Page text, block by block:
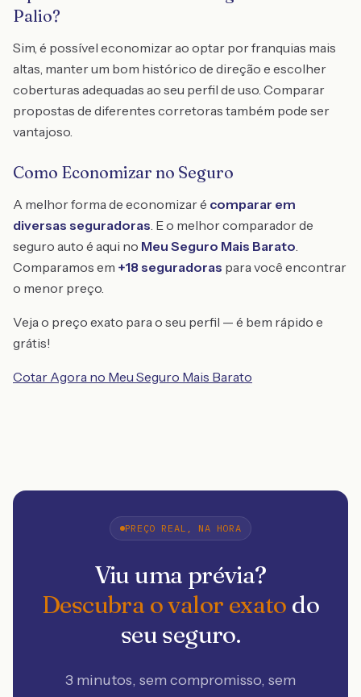
Palio?
Sim, é possível economizar ao optar por franquias mais
altas, manter um bom histórico de direção e escolher
coberturas adequadas ao seu perfil de uso. Comparar
propostas de diferentes corretoras também pode ser
vantajoso.
Como Economizar no Seguro
A melhor forma de economizar é comparar em
diversas seguradoras. E o melhor comparador de
seguro auto é aqui no Meu Seguro Mais Barato.
Comparamos em +18 seguradoras para você encontrar
o menor preço.
Veja o preço exato para o seu perfil — é bem rápido e
grátis!
Cotar Agora no Meu Seguro Mais Barato
PREÇO REAL, NA HORA
Viu uma prévia?
Descubra o valor exato do
seu seguro.
3 minutos, sem compromisso, sem